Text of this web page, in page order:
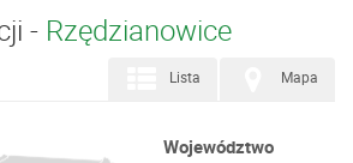
- Rzędzianowice
Mapa
Lista
Województwo